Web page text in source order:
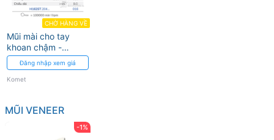
CHỜ HÀNG VỀ
Mũi mài cho tay
khoan chậm -
Lindeman H162ST
Komet
Đăng nhập xem giá
Komet
MŨI VENEER
-1%